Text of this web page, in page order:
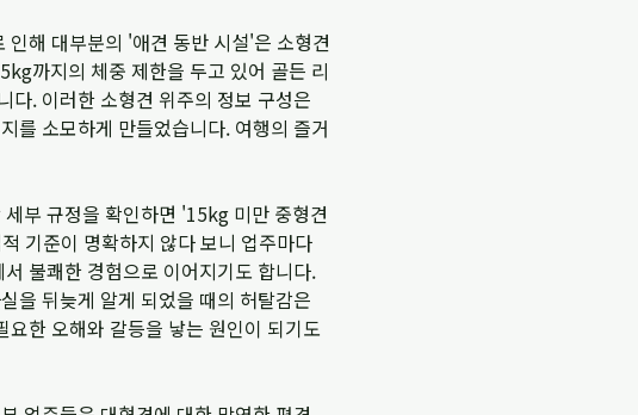
해 대부분의 '애견 동반 시설'은 소형견
까지의 체중 제한을 두고 있어 골든 리
다. 이러한 소형견 위주의 정보 구성은
를 소모하게 만들었습니다. 여행의 즐거
부 규정을 확인하면 '15kg 미만 중형견
기준이 명확하지 않다 보니 업주마다
불쾌한 경험으로 이어지기도 합니다.
을 뒤늦게 알게 되었을 때의 허탈감은
한 오해와 갈등을 낳는 원인이 되기도